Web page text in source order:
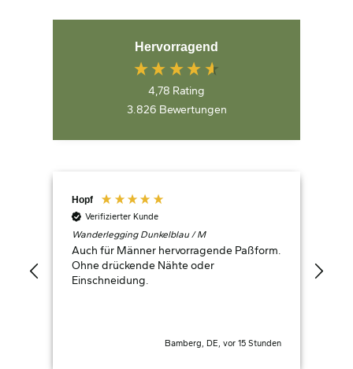
Hervorragend
4,78 Rating
3.826 Bewertungen
Hopf
Verifizierter Kunde
Wanderlegging Dunkelblau / M
Auch für Männer hervorragende Paßform.
Ohne drückende Nähte oder
Einschneidung.
Bamberg, DE, vor 15 Stunden